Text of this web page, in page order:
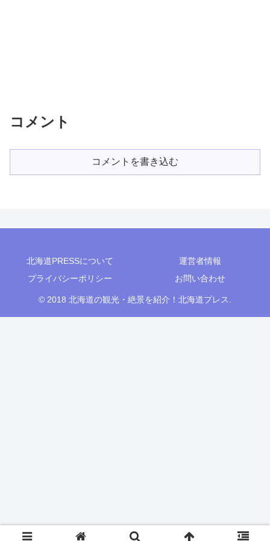
コメント
コメントを書き込む
北海道PRESSについて
運営者情報
プライバシーポリシー
お問い合わせ
© 2018 北海道の観光・絶景を紹介！北海道プレス.